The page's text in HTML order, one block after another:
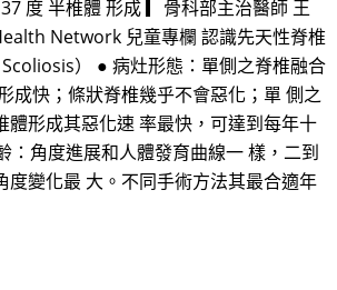
度 半椎體 形成 ▎骨科部主治醫師 王
Network 兒童專欄 認識先天性脊椎
） ● 病灶形態：單側之脊椎融合
成快；條狀脊椎幾乎不會惡化；單 側之
體形成其惡化速 率最快，可達到每年十
：角度進展和人體發育曲線一 樣，二到
度變化最 大。不同手術方法其最合適年